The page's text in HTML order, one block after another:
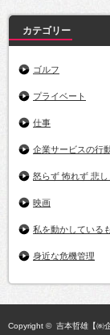
カテゴリー
ゴルフ
プライベート
仕事
企業サービスの行
怒らず 怖れず 悲し
映画
私を動かしている
身近な危機管理
Copyright © 吉本哲雄【㈱